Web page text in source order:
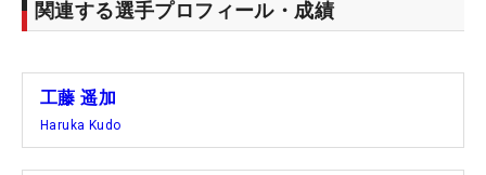
関連する選手プロフィール・成績
工藤 遥加
Haruka Kudo